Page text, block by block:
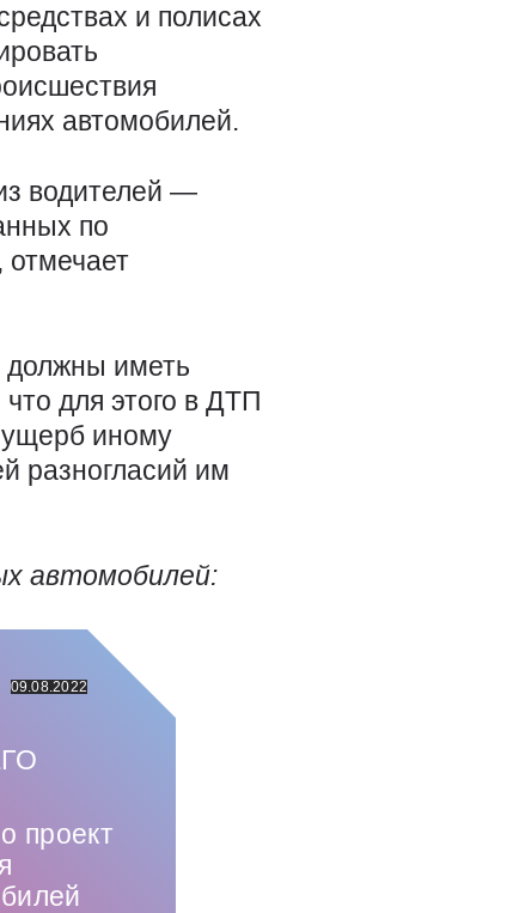
и полисах
автомобилей.
водителей —
по
отмечает
должны иметь
для этого в ДТП
ущерб иному
разногласий им
автомобилей:
09.08.2022
проект